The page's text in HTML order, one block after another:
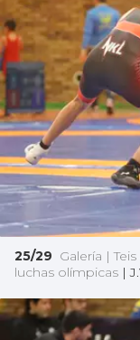
25/29 Galería |
luchas olímpicas |